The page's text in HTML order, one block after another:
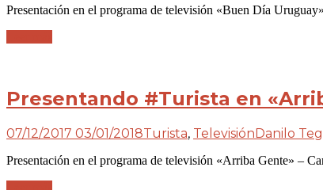
Presentación en el programa de televisión «Buen Día
Presentando #Turista en
07/12/2017 03/01/2018Turista, Televisión Danilo
Presentación en el programa de televisión «Arriba Gente» –